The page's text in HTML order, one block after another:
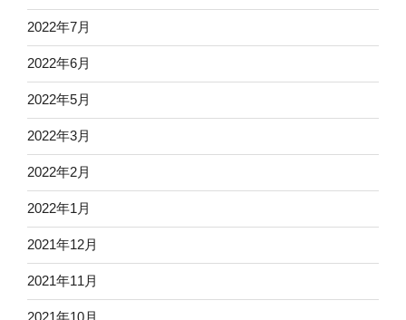
2022年7月
2022年6月
2022年5月
2022年3月
2022年2月
2022年1月
2021年12月
2021年11月